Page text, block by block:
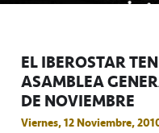
EL IBEROSTAR
ASAMBLEA
DE NOVIEMBRE
Viernes, 12 Noviembre,